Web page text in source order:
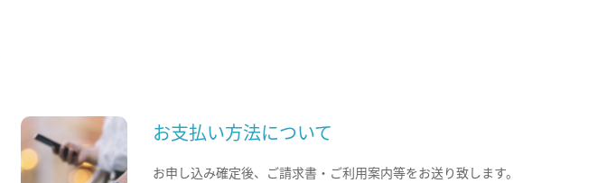
お支払い方法について
お申し込み確定後、ご請求書・ご利用案内等をお送り致します。